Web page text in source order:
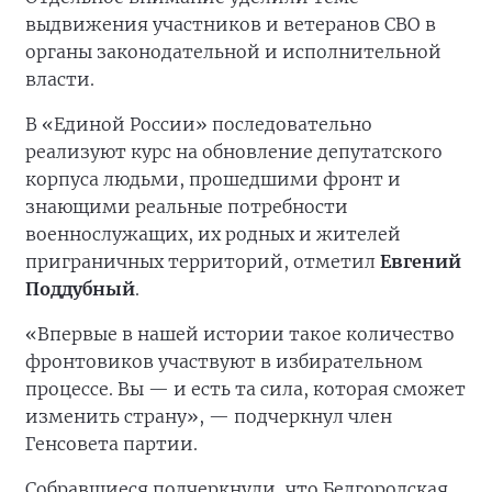
выдвижения участников и ветеранов СВО в
органы законодательной и исполнительной
власти.
В «Единой России» последовательно
реализуют курс на обновление депутатского
корпуса людьми, прошедшими фронт и
знающими реальные потребности
военнослужащих, их родных и жителей
приграничных территорий, отметил Евгений
Поддубный.
«Впервые в нашей истории такое количество
фронтовиков участвуют в избирательном
процессе. Вы — и есть та сила, которая сможет
изменить страну», — подчеркнул член
Генсовета партии.